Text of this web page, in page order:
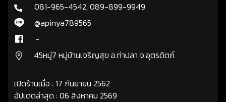
081-965-4542,089-899-9949
@apinya789565
-
45หมู่7 หมู่บ้านเจริญสุข อ.ท่าปลา จ.อุตรดิตถ์
เปิดร้านเมื่อ : 17 กันยายน 2562
อัปเดตล่าสุด : 06 สิงหาคม 2569